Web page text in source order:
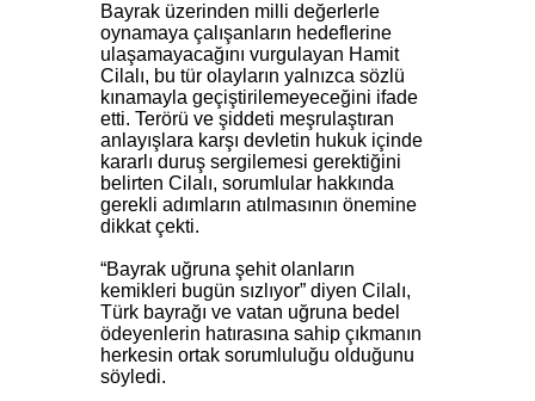
Bayrak üzerinden milli değerlerle
oynamaya çalışanların hedeflerine
ulaşamayacağını vurgulayan Hamit
Cilalı, bu tür olayların yalnızca sözlü
kınamayla geçiştirilemeyeceğini ifade
etti. Terörü ve şiddeti meşrulaştıran
anlayışlara karşı devletin hukuk içinde
kararlı duruş sergilemesi gerektiğini
belirten Cilalı, sorumlular hakkında
gerekli adımların atılmasının önemine
dikkat çekti.
“Bayrak uğruna şehit olanların
kemikleri bugün sızlıyor” diyen Cilalı,
Türk bayrağı ve vatan uğruna bedel
ödeyenlerin hatırasına sahip çıkmanın
herkesin ortak sorumluluğu olduğunu
söyledi.